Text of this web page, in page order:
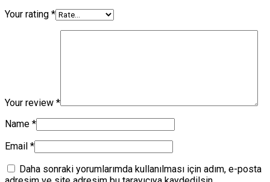
Your rating *
Your review *
Name *
Email *
Daha sonraki yorumlarımda kullanılması için adım, e-posta